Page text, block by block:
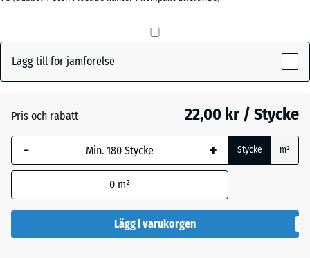
Skiffergrå(active)
Gräsgrön
Tegelröd - 1,00 kr
Lägg till för jämförelse
Pris och rabatt 22,00 kr / Stycke
- + Stycke m²
0 m²
Lägg i varukorgen